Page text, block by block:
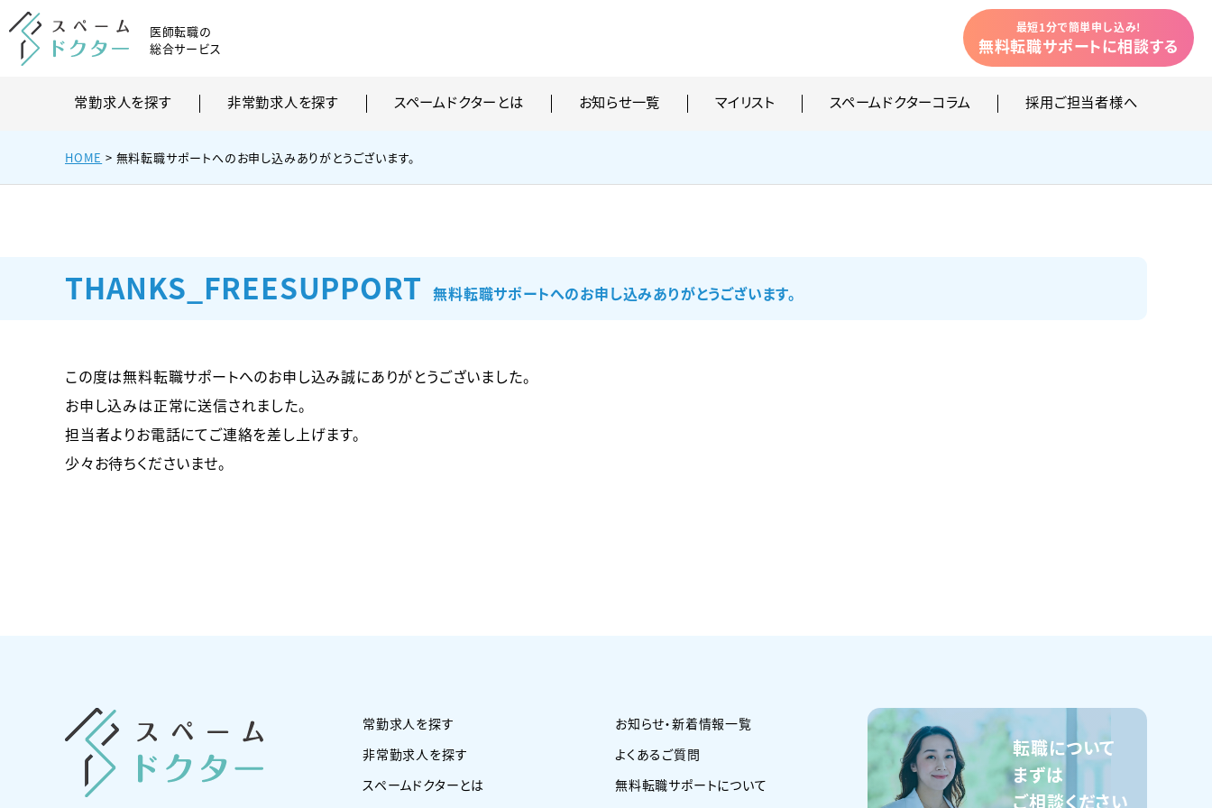
医師転職の
総合サービス
最短1分で簡単申し込み!
無料転職サポートに相談する
常勤求人を探す 非常勤求人を探す スペームドクターとは お知らせ一覧 マイリスト スペームドクターコラム 採用ご担当者様へ
HOME > 無料転職サポートへのお申し込みありがとうございます。
THANKS_FREESUPPORT 無料転職サポートへのお申し込みありがとうございます。
この度は無料転職サポートへのお申し込み誠にありがとうございました。
お申し込みは正常に送信されました。
担当者よりお電話にてご連絡を差し上げます。
少々お待ちくださいませ。
常勤求人を探す
非常勤求人を探す
スペームドクターとは
お知らせ・新着情報一覧
よくあるご質問
無料転職サポートについて
転職について
まずは
ご相談ください